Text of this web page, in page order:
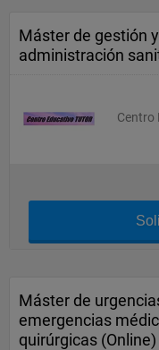
Máster de gestión y
administración
Centro
Máster de
emergencias
quirúrgicas (Online)